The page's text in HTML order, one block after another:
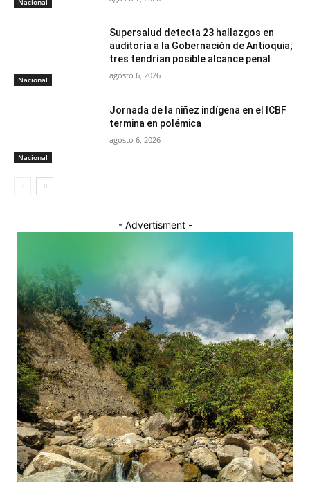
Nacional
Nacional
Supersalud detecta 23 hallazgos en
auditoría a la Gobernación de Antioquia;
tres tendrían posible alcance penal
agosto 6, 2026
Nacional
Jornada de la niñez indígena en el ICBF
termina en polémica
agosto 6, 2026
- Advertisment -